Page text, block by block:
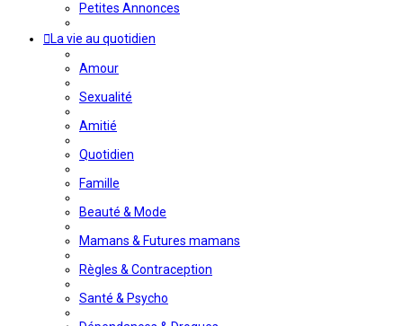
Petites Annonces
La vie au quotidien
Amour
Sexualité
Amitié
Quotidien
Famille
Beauté & Mode
Mamans & Futures mamans
Règles & Contraception
Santé & Psycho